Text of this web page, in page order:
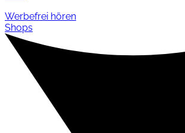
Werbefrei hören
Shops